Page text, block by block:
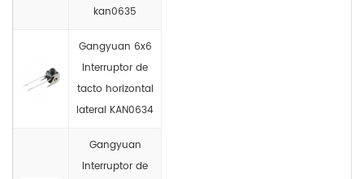
kan0635
Gangyuan 6x6
Interruptor de
tacto horizontal
lateral KAN0634
Gangyuan
Interruptor de